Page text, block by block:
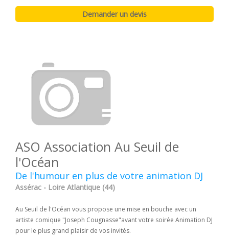
ASO Association Au Seuil de
l'Océan
De l'humour en plus de votre animation DJ
Assérac - Loire Atlantique (44)
Au Seuil de l'Océan vous propose une mise en bouche avec un
artiste comique "Joseph Cougnasse"avant votre soirée Animation DJ
pour le plus grand plaisir de vos invités.